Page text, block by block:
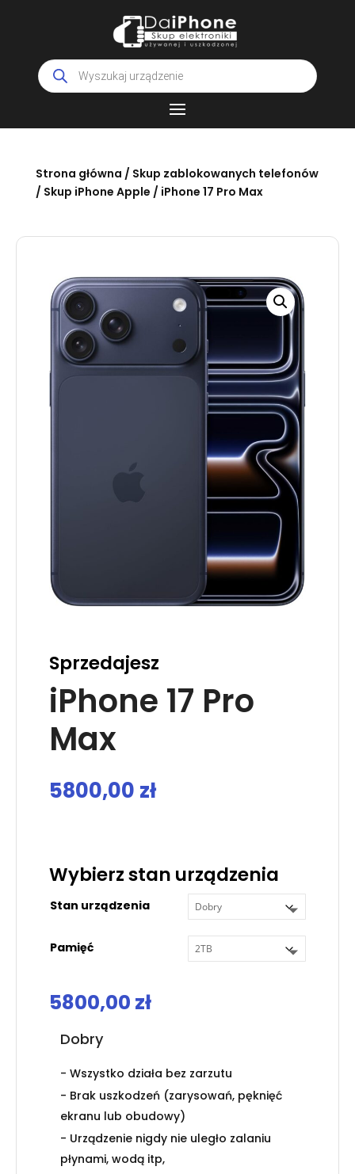
Wyszukiwarka
produktów
Strona główna / Skup zablokowanych telefonów
/ Skup iPhone Apple / iPhone 17 Pro Max
Sprzedajesz
iPhone 17 Pro
Max
5800,00 zł
Wybierz stan urządzenia
Stan urządzenia
Pamięć
5800,00 zł
Dobry
- Wszystko działa bez zarzutu
- Brak uszkodzeń (zarysowań, pęknięć
ekranu lub obudowy)
- Urządzenie nigdy nie uległo zalaniu
płynami, wodą itp,